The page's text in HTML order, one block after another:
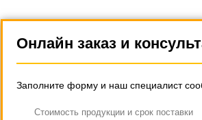
Онлайн заказ и
Заполните форму и наш специалист
Cтоимость продукции и срок поставки